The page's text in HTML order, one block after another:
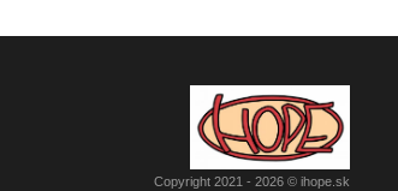
Copyright 2021 - 2026 © ihope.sk